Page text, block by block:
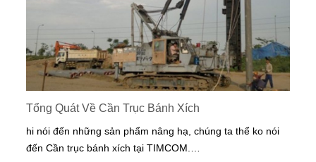
Tổng Quát Về Cần Trục Bánh Xích
hi nói đến những sản phẩm nâng hạ, chúng ta thể ko nói
đến Cần trục bánh xích tại TIMCOM.…